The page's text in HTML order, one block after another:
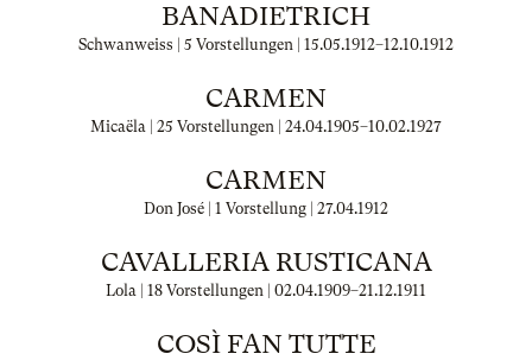
BANADIETRICH
Schwanweiss | 5 Vorstellungen | 15.05.1912–12.10.1912
CARMEN
Micaëla | 25 Vorstellungen | 24.04.1905–10.02.1927
CARMEN
Don José | 1 Vorstellung | 27.04.1912
CAVALLERIA RUSTICANA
Lola | 18 Vorstellungen | 02.04.1909–21.12.1911
COSÌ FAN TUTTE